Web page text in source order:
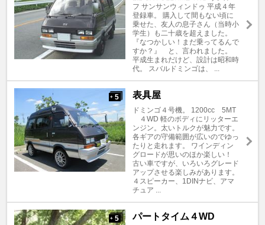
フ サンサンウィンドゥ 平成４年
登録車。 購入して間もない頃に
乗せた、友人の息子さん（当時小
学生）も二十歳を超えました。
『なつかしい！まだ乗ってるんで
すか？』 と、言われました。
平成生まれだけど、設計は昭和時
代。 スバルドミンゴは、 ...
+ 5 表具屋
ドミンゴ４号機。 1200cc 5MT
４WD 軽のボディにリッターエ
ンジン。太いトルクが魅力です。
各ギアの守備範囲が広いのでゆっ
たりと走れます。 ワインディン
グロードが思いのほか楽しい！
古い車ですが、いろいろグレード
アップさせる楽しみがあります。
４スピーカー、1DINナビ、アマ
チュア ...
+ 5 パートタイム４WD